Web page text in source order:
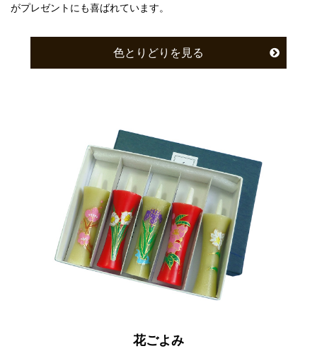
がプレゼントにも喜ばれています。
色とりどりを見る
花ごよみ